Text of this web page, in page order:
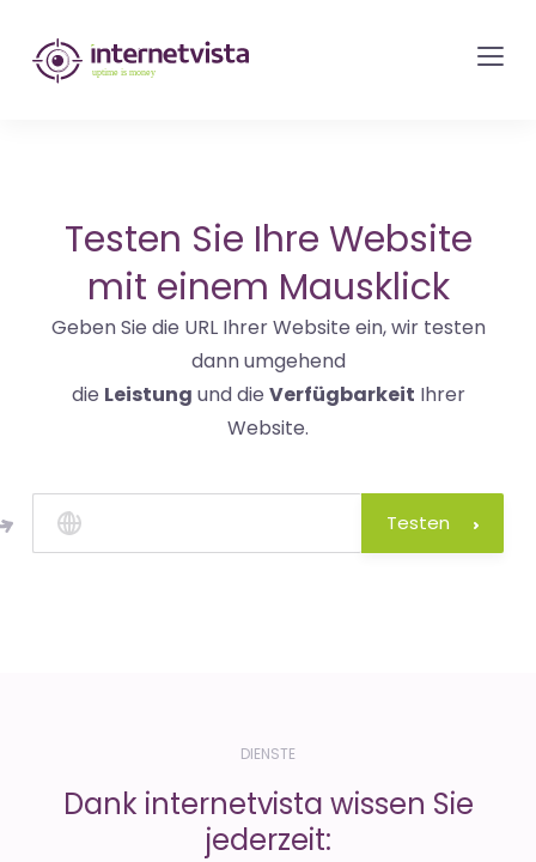
internetvista
Monitoring
Websites
und
Internet-
Diensten
Uptime
Testen Sie Ihre Website
mit einem Mausklick
Geben Sie die URL Ihrer Website ein, wir testen
dann umgehend
die Leistung und die Verfügbarkeit Ihrer
Website.
Testen
DIENSTE
Dank internetvista wissen Sie
jederzeit: